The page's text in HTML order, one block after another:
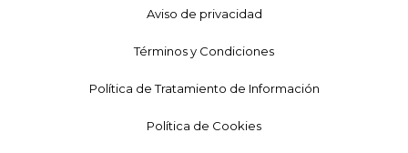
Aviso de privacidad
Términos y Condiciones
Política de Tratamiento de Información
Política de Cookies